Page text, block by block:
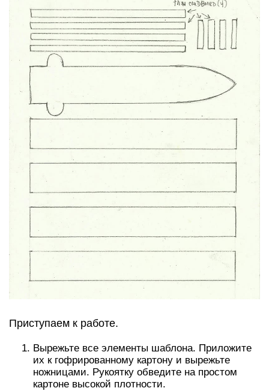
Приступаем к работе.
Вырежьте все элементы шаблона. Приложите
их к гофрированному картону и вырежьте
ножницами. Рукоятку обведите на простом
картоне высокой плотности.